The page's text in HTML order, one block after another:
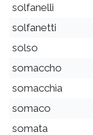
solfanelli
solfanetti
solso
somaccho
somacchìa
somaco
somata